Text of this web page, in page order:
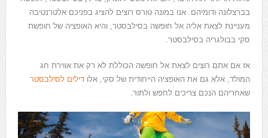
בברצלונה ודומיהם. אנו במונה טורס רוצים להציג בפניכם אלטרנטיבה
מעניינת לצאת אליה אל חופשה בסילבסטר, והיא האופציה של חופשת
סקי בבולגריה בסילבסטר.
אז אם אתם רוצים לצאת אל חופשה הכוללת לא רק את אווירת חג
המולד, אלא גם את האופציה הייחודית של סקי, אלו דילים לסילבסטר
שאחריהם הנכם צריכים לחפש ולתור.